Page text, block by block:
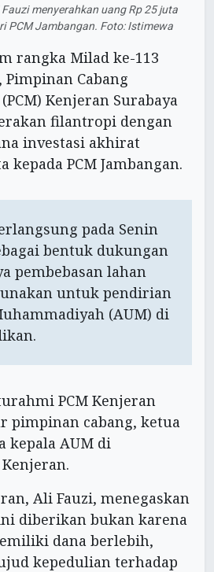
menyerahkan uang Rp 25 juta
PCM Jambangan. Foto: Istimewa
rangka Milad ke-113
Cabang
Kenjeran Surabaya
filantropi dengan
investasi akhirat
kepada PCM Jambangan.
pada Senin
bentuk dukungan
pembebasan lahan
untuk pendirian
(AUM) di
PCM Kenjeran
pimpinan cabang, ketua
kepala AUM di
Ali Fauzi, menegaskan
diberikan bukan karena
dana berlebih,
kepedulian terhadap